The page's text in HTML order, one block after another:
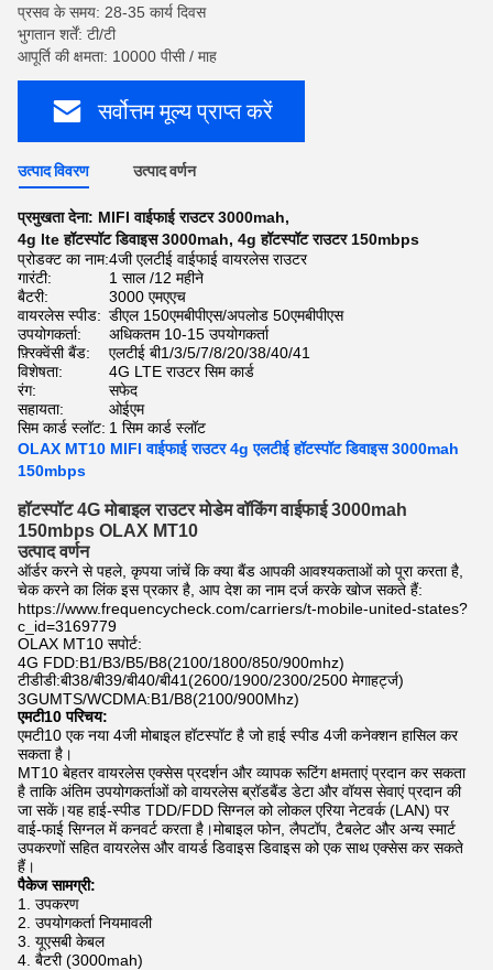
प्रसव के समय: 28-35 कार्य दिवस
भुगतान शर्तें: टी/टी
आपूर्ति की क्षमता: 10000 पीसी / माह
सर्वोत्तम मूल्य प्राप्त करें
उत्पाद विवरण उत्पाद वर्णन
प्रमुखता देना: MIFI वाईफाई राउटर 3000mah,
4g lte हॉटस्पॉट डिवाइस 3000mah, 4g हॉटस्पॉट राउटर 150mbps
प्रोडक्ट का नाम:4जी एलटीई वाईफाई वायरलेस राउटर
गारंटी:
1 साल /12 महीने
बैटरी:
3000 एमएएच
वायरलेस स्पीड: डीएल 150एमबीपीएस/अपलोड 50एमबीपीएस
उपयोगकर्ता:
अधिकतम 10-15 उपयोगकर्ता
फ़्रिक्वेंसी बैंड:
एलटीई बी1/3/5/7/8/20/38/40/41
विशेषता:
4G LTE राउटर सिम कार्ड
रंग:
सफेद
सहायता:
ओईएम
सिम कार्ड स्लॉट: 1 सिम कार्ड स्लॉट
OLAX MT10 MIFI वाईफाई राउटर 4g एलटीई हॉटस्पॉट डिवाइस 3000mah
150mbps
हॉटस्पॉट 4G मोबाइल राउटर मोडेम वॉकिंग वाईफाई 3000mah
150mbps OLAX MT10
उत्पाद वर्णन
ऑर्डर करने से पहले, कृपया जांचें कि क्या बैंड आपकी आवश्यकताओं को पूरा करता है,
चेक करने का लिंक इस प्रकार है, आप देश का नाम दर्ज करके खोज सकते हैं:
https://www.frequencycheck.com/carriers/t-mobile-united-states?
c_id=3169779
OLAX MT10 सपोर्ट:
4G FDD:B1/B3/B5/B8(2100/1800/850/900mhz)
टीडीडी:बी38/बी39/बी40/बी41(2600/1900/2300/2500 मेगाहर्ट्ज)
3GUMTS/WCDMA:B1/B8(2100/900Mhz)
एमटी10 परिचय:
एमटी10 एक नया 4जी मोबाइल हॉटस्पॉट है जो हाई स्पीड 4जी कनेक्शन हासिल कर
सकता है।
MT10 बेहतर वायरलेस एक्सेस प्रदर्शन और व्यापक रूटिंग क्षमताएं प्रदान कर सकता
है ताकि अंतिम उपयोगकर्ताओं को वायरलेस ब्रॉडबैंड डेटा और वॉयस सेवाएं प्रदान की
जा सकें।यह हाई-स्पीड TDD/FDD सिग्नल को लोकल एरिया नेटवर्क (LAN) पर
वाई-फाई सिग्नल में कनवर्ट करता है।मोबाइल फोन, लैपटॉप, टैबलेट और अन्य स्मार्ट
उपकरणों सहित वायरलेस और वायर्ड डिवाइस डिवाइस को एक साथ एक्सेस कर सकते
हैं।
पैकेज सामग्री:
1. उपकरण
2. उपयोगकर्ता नियमावली
3. यूएसबी केबल
4. बैटरी (3000mah)